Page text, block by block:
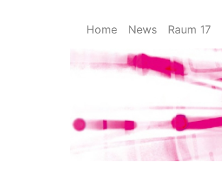
Home News Raum 17